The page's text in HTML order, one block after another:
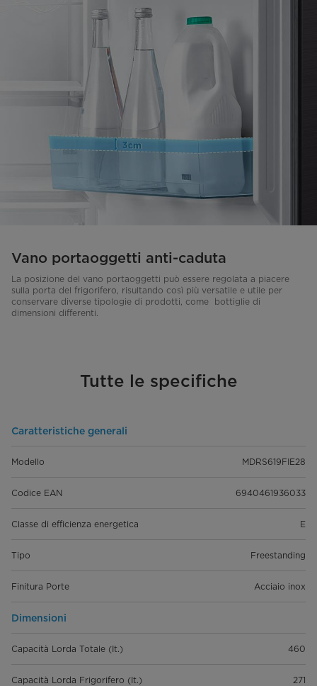
Vano portaoggetti anti-caduta
La posizione del vano portaoggetti può essere regolata a piacere
sulla porta del frigorifero, risultando così più versatile e utile per
conservare diverse tipologie di prodotti, come bottiglie di
dimensioni differenti.
Tutte le specifiche
Caratteristiche generali
Modello MDRS619FIE28
Codice EAN 6940461936033
Classe di efficienza energetica E
Tipo Freestanding
Finitura Porte Acciaio inox
Dimensioni
Capacità Lorda Totale (It.) 460
Capacità Lorda Frigorifero (It.) 271